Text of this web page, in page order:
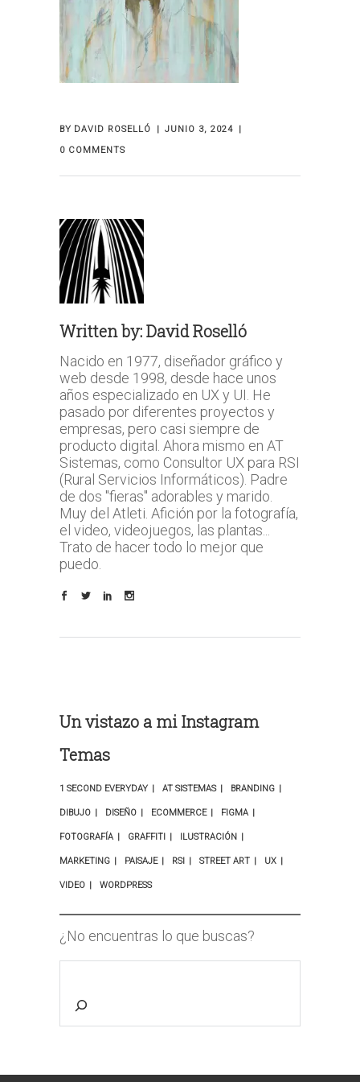
BY DAVID ROSELLÓ
JUNIO 3, 2024
0 COMMENTS
Written by:David Roselló
Nacido en 1977, diseñador gráfico y
web desde 1998, desde hace unos
años especializado en UX y UI. He
pasado por diferentes proyectos y
empresas, pero casi siempre de
producto digital. Ahora mismo en AT
Sistemas, como Consultor UX para RSI
(Rural Servicios Informáticos). Padre
de dos "fieras" adorables y marido.
Muy del Atleti. Afición por la fotografía,
el video, videojuegos, las plantas...
Trato de hacer todo lo mejor que
puedo.
Un vistazo a mi Instagram
Temas
1 SECOND EVERYDAY AT SISTEMAS BRANDING
DIBUJO DISEÑO ECOMMERCE FIGMA
FOTOGRAFÍA GRAFFITI ILUSTRACIÓN
MARKETING PAISAJE RSI STREET ART UX
VIDEO WORDPRESS
¿No encuentras lo que buscas?